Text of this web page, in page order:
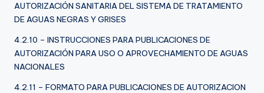
AUTORIZACIÓN SANITARIA DEL SISTEMA DE TRATAMIENTO
DE AGUAS NEGRAS Y GRISES
4.2.10 – INSTRUCCIONES PARA PUBLICACIONES DE
AUTORIZACIÓN PARA USO O APROVECHAMIENTO DE AGUAS
NACIONALES
4.2.11 – FORMATO PARA PUBLICACIONES DE AUTORIZACION